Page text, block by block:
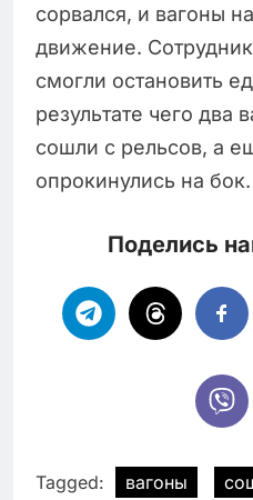
сорвался, и вагоны
движение.
смогли остановить
результате чего два
сошли с рельсов, а
опрокинулись на бок.
Поделись
Tagged: вагоны